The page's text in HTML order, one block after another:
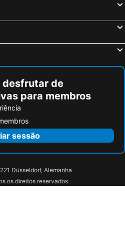
desfrutar de
para membros
sessão
Düsseldorf, Alemanha
os direitos reservados.